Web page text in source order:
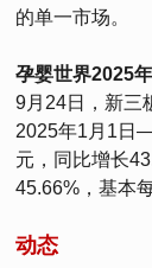
的单一市场。
孕婴世界2025
9月24日，新三
2025年1月1日
元，同比增长
45.66%，基本
动态